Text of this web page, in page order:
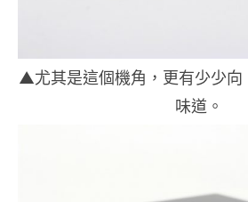
▲尤其是這個機角，更有少少向
味道。